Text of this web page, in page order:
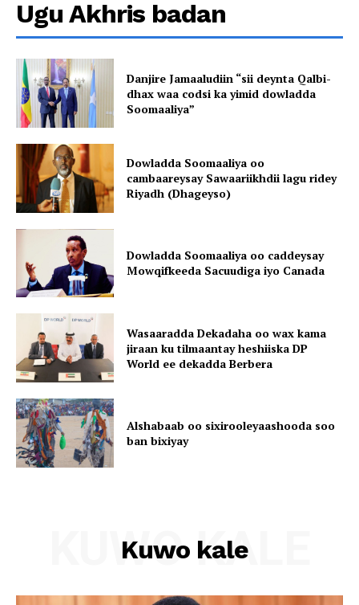
Ugu Akhris badan
Danjire Jamaaludiin “sii deynta Qalbi-
dhax waa codsi ka yimid dowladda
Soomaaliya”
Dowladda Soomaaliya oo
cambaareysay Sawaariikhdii lagu ridey
Riyadh (Dhageyso)
Dowladda Soomaaliya oo caddeysay
Mowqifkeeda Sacuudiga iyo Canada
Wasaaradda Dekadaha oo wax kama
jiraan ku tilmaantay heshiiska DP
World ee dekadda Berbera
Alshabaab oo sixirooleyaashooda soo
ban bixiyay
Kuwo kale
KUWO KALE